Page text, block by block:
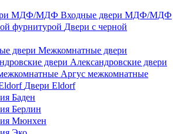
Входные двери МДФ/МДФ
Двери с черной
Межкомнатные двери
Александровские двери
Аргус межкомнатные
Двери Eldorf
Баден
Берлин
Мюнхен